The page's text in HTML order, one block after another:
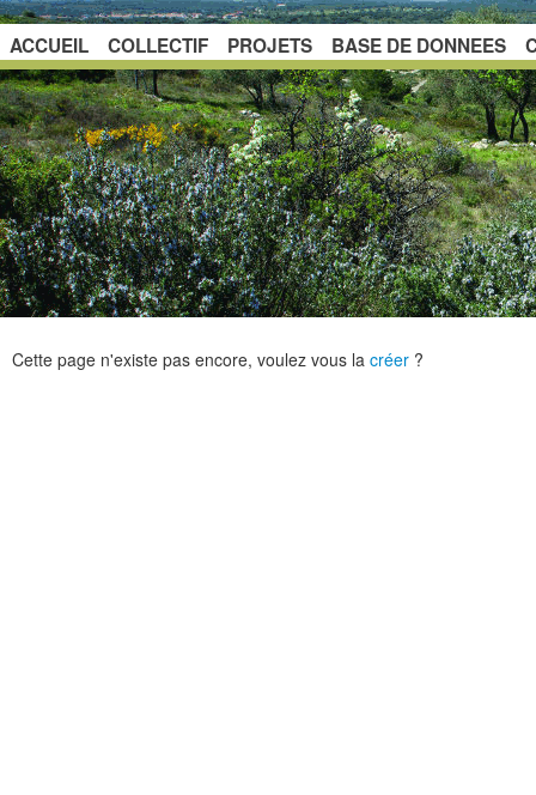
ACCUEIL COLLECTIF PROJETS BASE DE DONNEES
Cette page n'existe pas encore, voulez vous la créer ?